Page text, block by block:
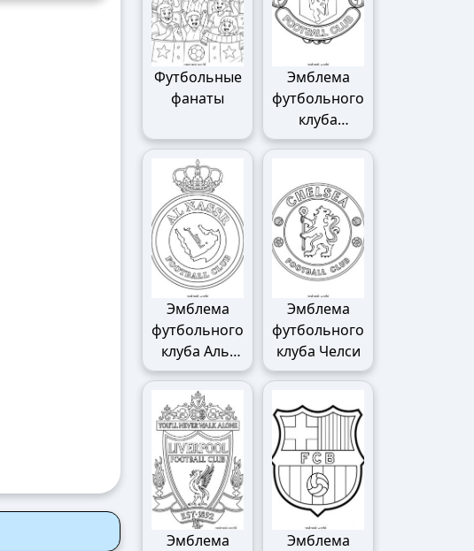
Футбольные
фанаты
Эмблема
футбольного
клуба
Манчестер
Эмблема
футбольного
клуба Аль-
Наср
Эмблема
футбольного
клуба Челси
Эмблема
Эмблема